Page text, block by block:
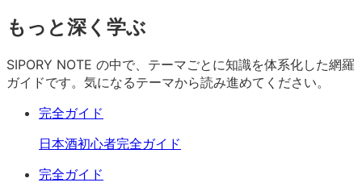
もっと深く学ぶ
SIPORY NOTE の中で、テーマごとに知識を体系化した網羅
ガイドです。気になるテーマから読み進めてください。
完全ガイド
日本酒初心者完全ガイド
完全ガイド